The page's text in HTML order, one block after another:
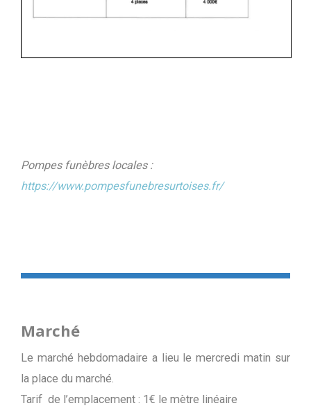
Pompes funèbres locales :
https://www.pompesfunebresurtoises.fr/
Marché
Le marché hebdomadaire a lieu le mercredi matin sur
la place du marché.
Tarif de l’emplacement : 1€ le mètre linéaire